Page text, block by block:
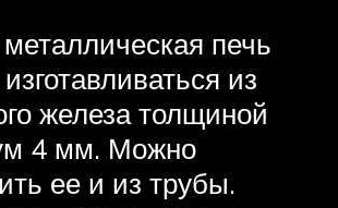
печь
из
железа толщиной
4 мм. Можно
ее и из трубы.